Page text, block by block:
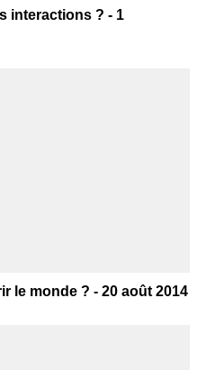
interactions ? - 1
le monde ? - 20 août 2014